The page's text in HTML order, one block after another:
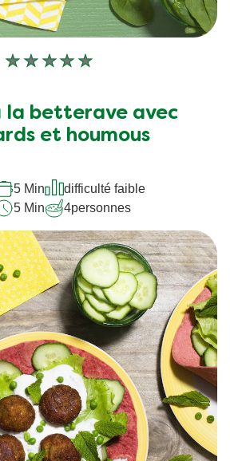
Aucune
soumise
pour
la betterave avec
et houmous
5 Min
difficulté faible
5 Min
4personnes